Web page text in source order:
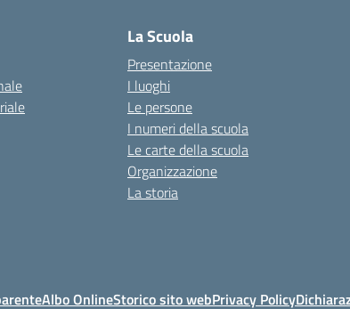
La Scuola
Presentazione
I luoghi
Le persone
I numeri della scuola
Le carte della scuola
Organizzazione
La storia
Albo OnlineStorico sito webPrivacy Policy